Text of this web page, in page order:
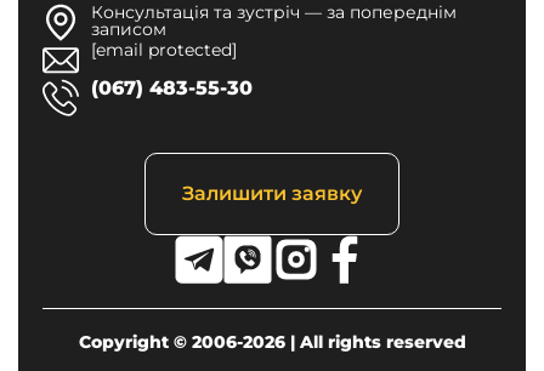
Консультація та зустріч — за попереднім
записом
[email protected]
(067) 483-55-30
Залишити заявку
Copyright © 2006-2026 | All rights reserved